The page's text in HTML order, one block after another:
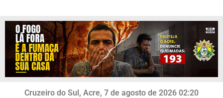
Cruzeiro do Sul, Acre, 7 de agosto de 2026 02:20